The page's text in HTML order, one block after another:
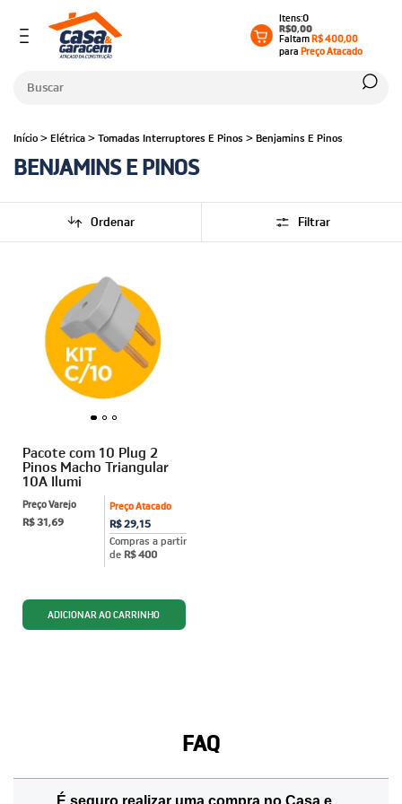
0
R$0,00
FaltamR$ 400,00
paraPreço Atacado
Início > Elétrica > Tomadas Interruptores E Pinos > Benjamins E Pinos
BENJAMINS E PINOS
Ordenar Filtrar
Pacote com 10 Plug 2
Pinos Macho Triangular
10A Ilumi
Preço Atacado
R$ 29,15
Compras a partir
de R$ 400
Preço Varejo
R$ 31,69
FAQ